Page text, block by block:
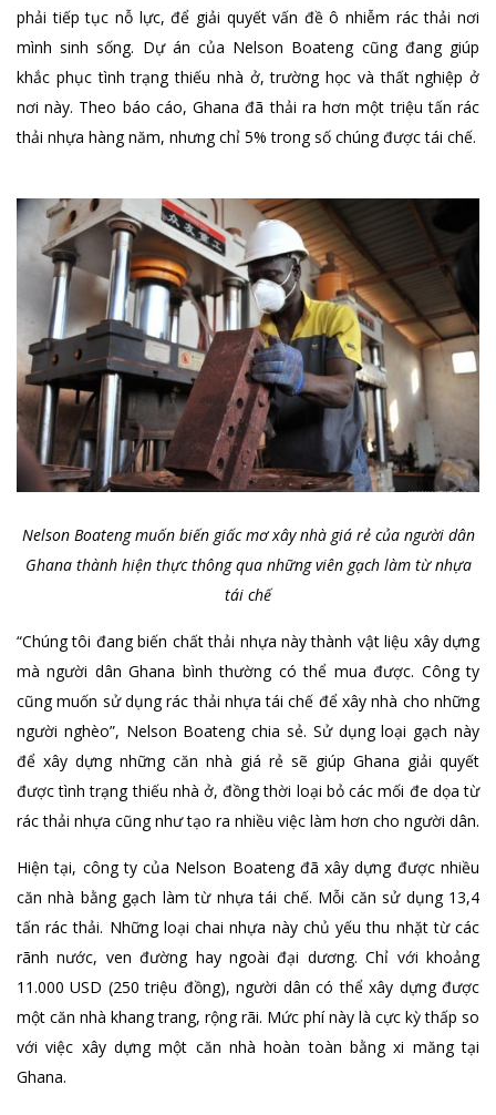
phải tiếp tục nỗ lực, để giải quyết vấn đề ô nhiễm rác thải nơi
mình sinh sống. Dự án của Nelson Boateng cũng đang giúp
khắc phục tình trạng thiếu nhà ở, trường học và thất nghiệp ở
nơi này. Theo báo cáo, Ghana đã thải ra hơn một triệu tấn rác
thải nhựa hàng năm, nhưng chỉ 5% trong số chúng được tái chế.
Nelson Boateng muốn biến giấc mơ xây nhà giá rẻ của người dân
Ghana thành hiện thực thông qua những viên gạch làm từ nhựa
tái chế
“Chúng tôi đang biến chất thải nhựa này thành vật liệu xây dựng
mà người dân Ghana bình thường có thể mua được. Công ty
cũng muốn sử dụng rác thải nhựa tái chế để xây nhà cho những
người nghèo”, Nelson Boateng chia sẻ. Sử dụng loại gạch này
để xây dựng những căn nhà giá rẻ sẽ giúp Ghana giải quyết
được tình trạng thiếu nhà ở, đồng thời loại bỏ các mối đe dọa từ
rác thải nhựa cũng như tạo ra nhiều việc làm hơn cho người dân.
Hiện tại, công ty của Nelson Boateng đã xây dựng được nhiều
căn nhà bằng gạch làm từ nhựa tái chế. Mỗi căn sử dụng 13,4
tấn rác thải. Những loại chai nhựa này chủ yếu thu nhặt từ các
rãnh nước, ven đường hay ngoài đại dương. Chỉ với khoảng
11.000 USD (250 triệu đồng), người dân có thể xây dựng được
một căn nhà khang trang, rộng rãi. Mức phí này là cực kỳ thấp so
với việc xây dựng một căn nhà hoàn toàn bằng xi măng tại
Ghana.